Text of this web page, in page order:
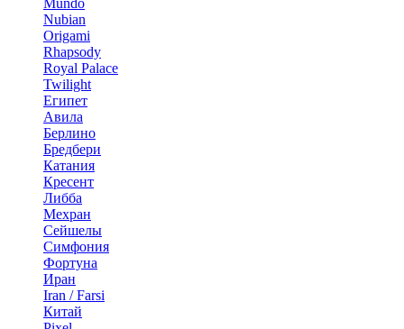
Mundo
Nubian
Origami
Rhapsody
Royal Palace
Twilight
Египет
Авила
Берлино
Бредбери
Катания
Кресент
Либба
Мехран
Сейшелы
Симфония
Фортуна
Иран
Iran / Farsi
Китай